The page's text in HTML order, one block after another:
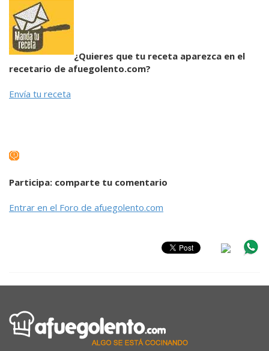
¿Quieres que tu receta aparezca en el
recetario de afuegolento.com?
Envía tu receta
Participa: comparte tu comentario
Entrar en el Foro de afuegolento.com